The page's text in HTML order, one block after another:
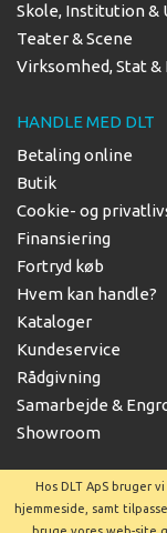
Skole, Institution &
Teater & Scene
Virksomhed, Stat &
HANDLE MED DLT
Betaling online
Butik
Cookie- og
Finansiering
Fortryd køb
Hvem kan handle?
Kataloger
Kundeservice
Rådgivning
Samarbejde &
Showroom
Hos DLT ApS bruger
hjemmeside, samt